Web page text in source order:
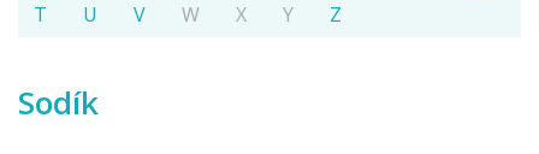
T
U V W X Y Z
Sodík